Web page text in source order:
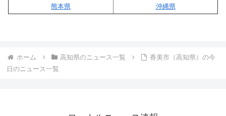
熊本県
沖縄県
ホーム 高知県のニュース一覧
香美市（高知県）の今
日のニュース一覧